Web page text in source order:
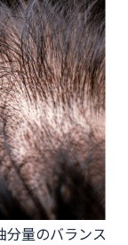
量のバランス